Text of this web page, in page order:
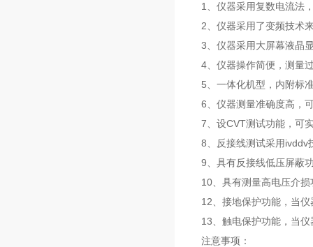
1、仪器采用复数电流法
2、仪器采用了变频技术
3、仪器采用大屏幕液晶
4、仪器操作简便，测量
5、一体化机型，内附标
6、仪器测量准确度高，
7、设CVT测试功能，可
8、反接线测试采用ivddv
9、具有反接线低压屏蔽
10、具有测量高电压介
12、接地保护功能，当
13、触电保护功能，当
注意事项：